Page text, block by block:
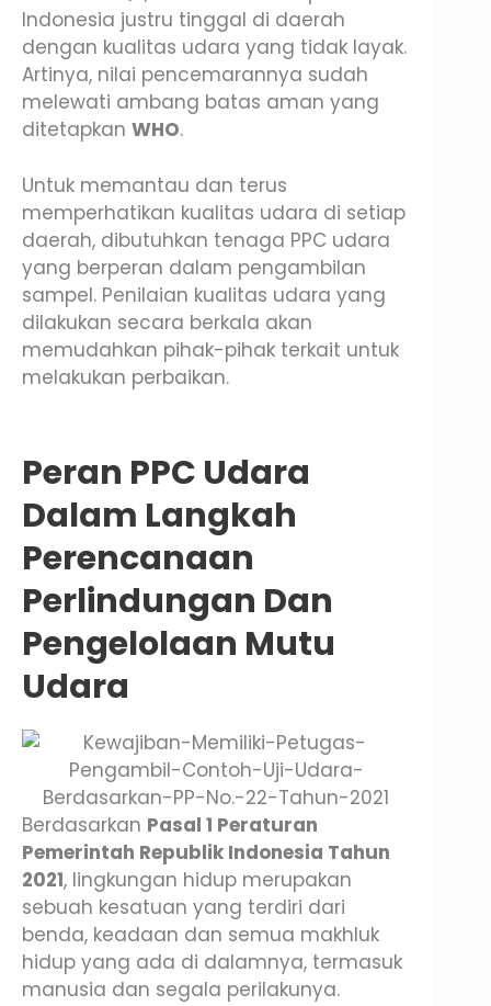
Indonesia justru tinggal di daerah
dengan kualitas udara yang tidak layak.
Artinya, nilai pencemarannya sudah
melewati ambang batas aman yang
ditetapkan WHO.
Untuk memantau dan terus
memperhatikan kualitas udara di setiap
daerah, dibutuhkan tenaga PPC udara
yang berperan dalam pengambilan
sampel. Penilaian kualitas udara yang
dilakukan secara berkala akan
memudahkan pihak-pihak terkait untuk
melakukan perbaikan.
Peran PPC Udara
Dalam Langkah
Perencanaan
Perlindungan Dan
Pengelolaan Mutu
Udara
Berdasarkan Pasal 1 Peraturan
Pemerintah Republik Indonesia Tahun
2021, lingkungan hidup merupakan
sebuah kesatuan yang terdiri dari
benda, keadaan dan semua makhluk
hidup yang ada di dalamnya, termasuk
manusia dan segala perilakunya.